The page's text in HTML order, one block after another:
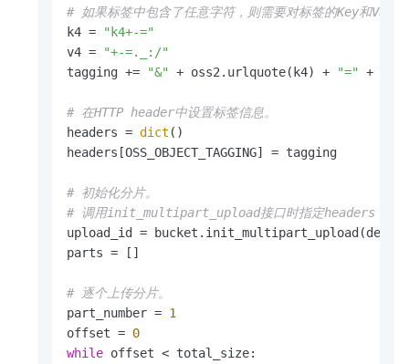
# 如果标签中包含了任意字符，则需要对标签的Key和Value
k4 =
"k4+-="
v4 =
"+-=._:/"
tagging +=
"&" + oss2.urlquote(k4) + "=" +
# 在HTTP header中设置标签信息。
headers = dict ()
headers[OSS_OBJECT_TAGGING] = tagging
# 初始化分片。
# 调用init_multipart_upload接口时指定headers，将会
upload_id =
parts = []
# 逐个上传分片。
part_number = 1
offset = 0
while offset < total_size: